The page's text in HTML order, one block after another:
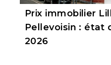
Prix immobilier
Pellevoisin : état
2026